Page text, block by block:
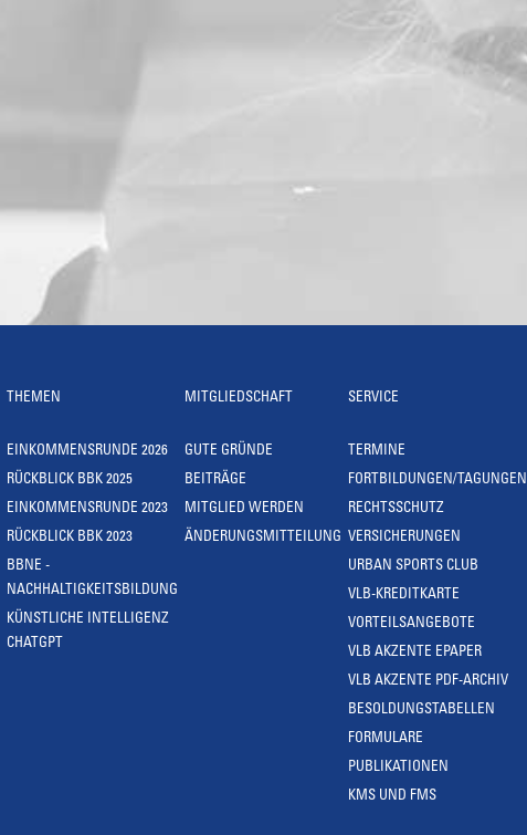
THEMEN
EINKOMMENSRUNDE 2026
RÜCKBLICK BBK 2025
EINKOMMENSRUNDE 2023
RÜCKBLICK BBK 2023
BBNE -
NACHHALTIGKEITSBILDUNG
KÜNSTLICHE INTELLIGENZ
CHATGPT
MITGLIEDSCHAFT
GUTE GRÜNDE
BEITRÄGE
MITGLIED WERDEN
ÄNDERUNGSMITTEILUNG
SERVICE
TERMINE
FORTBILDUNGEN/TAGUNGEN
RECHTSSCHUTZ
VERSICHERUNGEN
URBAN SPORTS CLUB
VLB-KREDITKARTE
VORTEILSANGEBOTE
VLB AKZENTE EPAPER
VLB AKZENTE PDF-ARCHIV
BESOLDUNGSTABELLEN
FORMULARE
PUBLIKATIONEN
KMS UND FMS